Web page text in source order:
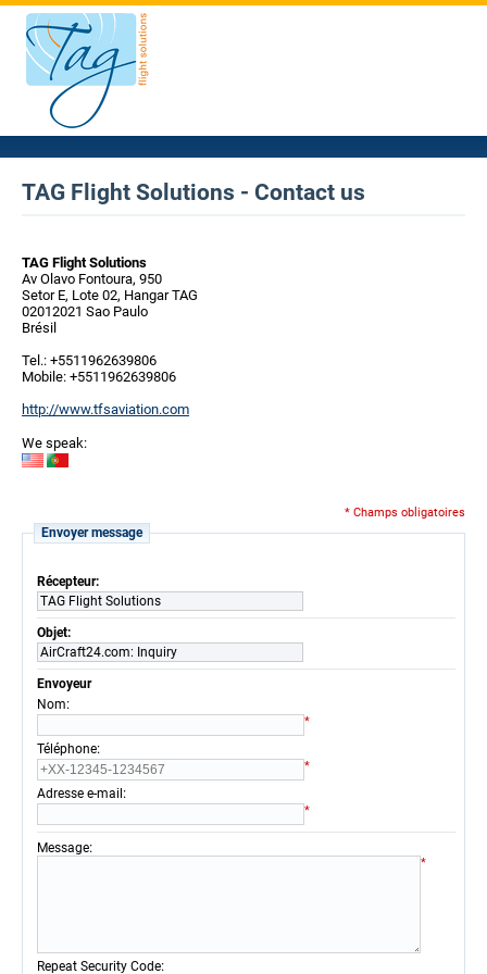
TAG Flight Solutions - Contact us
TAG Flight Solutions
Av Olavo Fontoura, 950
Setor E, Lote 02, Hangar TAG
02012021 Sao Paulo
Brésil
Tel.: +5511962639806
Mobile: +5511962639806
http://www.tfsaviation.com
We speak:
* Champs obligatoires
Envoyer message
Récepteur:
TAG Flight Solutions
Objet:
AirCraft24.com: Inquiry
Envoyeur
Nom:
*
Téléphone:
*
Adresse e-mail :
*
Message:
*
Repeat Security Code: